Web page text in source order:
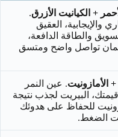
+ الكيانيت الأزرق.
والإيجابية، العقيق
والطاقة الدافعة،
تواصل واضح ومتسق
الأمازونيت. عين النمر
البيريت لجذب نتيجة
للحفاظ على هدوئك
الضغط.